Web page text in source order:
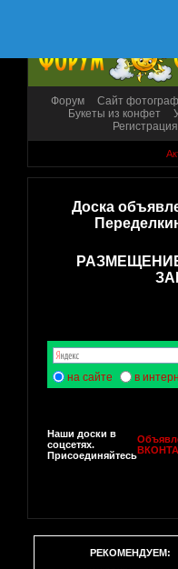
Форум Сайт
Букеты из конфет
Регистрация
Доска
на сайте в
Наши доски в
соцсетях.
Присоединяйтесь
РЕКОМЕНДУЕМ: